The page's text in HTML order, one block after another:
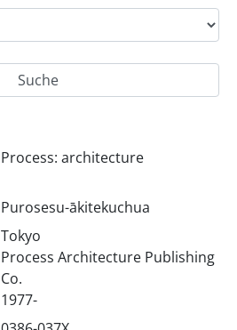
Process: architecture
Purosesu-ākitekuchua
Tokyo
Process Architecture Publishing
Co.
1977-